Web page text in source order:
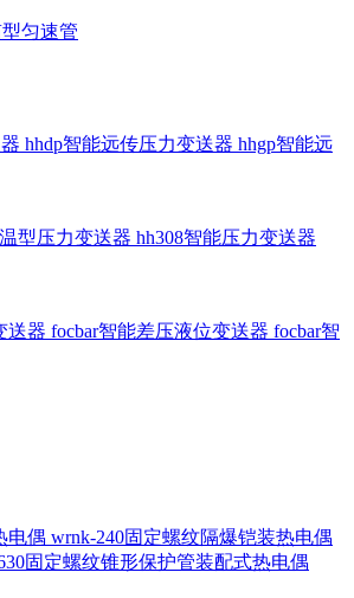
匀速管
hhdp智能远传压力变送器 hhgp智能远
型压力变送器 hh308智能压力变送器
送器 focbar智能差压液位变送器 focbar智
电偶 wrnk-240固定螺纹隔爆铠装热电偶
固定螺纹锥形保护管装配式热电偶